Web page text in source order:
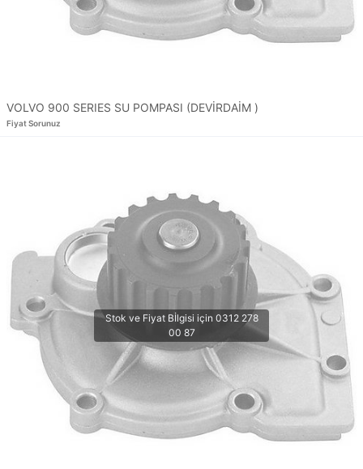
VOLVO 900 SERIES SU POMPASI (DEVİRDAİM )
Fiyat Sorunuz